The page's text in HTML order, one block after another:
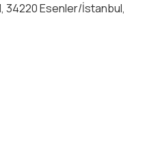
34220 Esenler/İstanbul,